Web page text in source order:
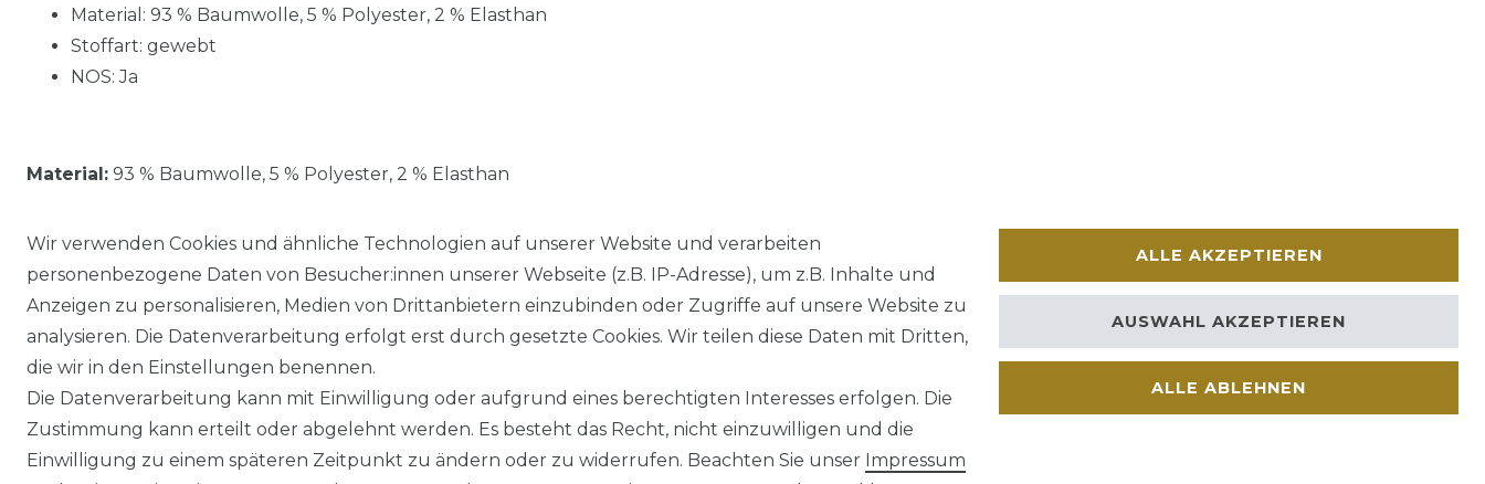
Material: 93 % Baumwolle, 5 % Polyester, 2 % Elasthan
Stoffart: gewebt
NOS: Ja
Material: 93 % Baumwolle, 5 % Polyester, 2 % Elasthan
Impressum Daten­schutz­erklärung AGB Barrierefreiheitserklärung Widerrufs­recht
Wir verwenden Cookies und ähnliche Technologien auf unserer Website und verarbeiten
personenbezogene Daten von Besucher:innen unserer Webseite (z.B. IP-Adresse), um z.B. Inhalte und
Anzeigen zu personalisieren, Medien von Drittanbietern einzubinden oder Zugriffe auf unsere Website zu
analysieren. Die Datenverarbeitung erfolgt erst durch gesetzte Cookies. Wir teilen diese Daten mit Dritten,
die wir in den Einstellungen benennen.
Die Datenverarbeitung kann mit Einwilligung oder aufgrund eines berechtigten Interesses erfolgen. Die
Zustimmung kann erteilt oder abgelehnt werden. Es besteht das Recht, nicht einzuwilligen und die
Einwilligung zu einem späteren Zeitpunkt zu ändern oder zu widerrufen. Beachten Sie unser Impressum
ALLE AKZEPTIEREN
ALLE ABLEHNEN
AUSWAHL AKZEPTIEREN